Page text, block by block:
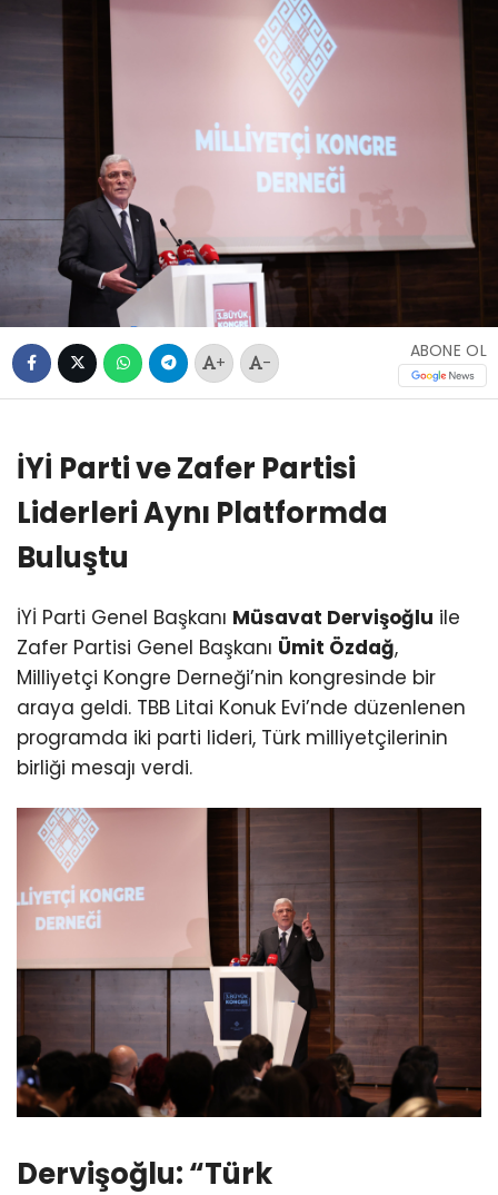
+ -
ABONE OL
İYİ Parti ve Zafer Partisi
Liderleri Aynı Platformda
Buluştu
İYİ Parti Genel Başkanı Müsavat Dervişoğlu ile
Zafer Partisi Genel Başkanı Ümit Özdağ,
Milliyetçi Kongre Derneği’nin kongresinde bir
araya geldi. TBB Litai Konuk Evi’nde düzenlenen
programda iki parti lideri, Türk milliyetçilerinin
birliği mesajı verdi.
Dervişoğlu: “Türk